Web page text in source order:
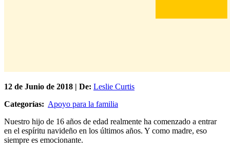
12 de Junio de 2018 | De: Leslie Curtis
Categorías: Apoyo para la familia
Nuestro hijo de 16 años de edad realmente ha comenzado a entrar
en el espíritu navideño en los últimos años. Y como madre, eso
siempre es emocionante.